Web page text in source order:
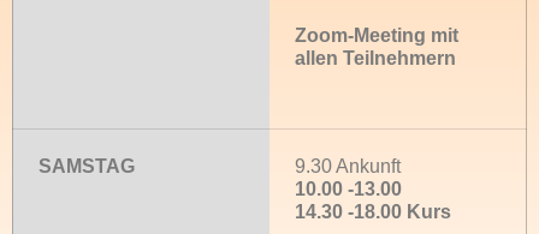
Zoom-Meeting mit
allen Teilnehmern
SAMSTAG
9.30 Ankunft
10.00 -13.00
14.30 -18.00 Kurs